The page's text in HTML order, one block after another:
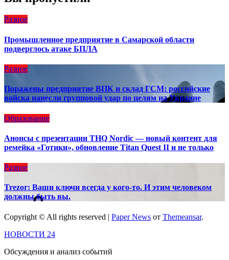
Разное
Промышленное предприятие в Самарской области
подверглось атаке БПЛА
Разное
Поражены предприятие ВПК и склад ГСМ: российские
войска нанесли групповой удар по целям на Украине
Образование
Анонсы с презентации THQ Nordic — новый контент для
ремейка «Готики», обновление Titan Quest II и не только
Разное
Trezor: Ваши ключи всегда у кого-то. И этим человеком
должны быть вы.
Copyright © All rights reserved | Paper News от Themeansar.
НОВОСТИ 24
Обсуждения и анализ событий